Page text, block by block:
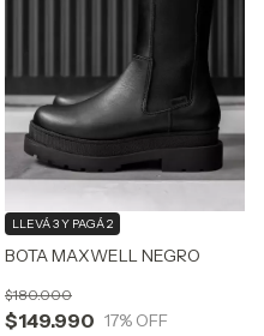
BOTA MAXWELL NEGRO
$149.990
$180.000
17% OFF
LLEVÁ 3 Y PAGÁ 2